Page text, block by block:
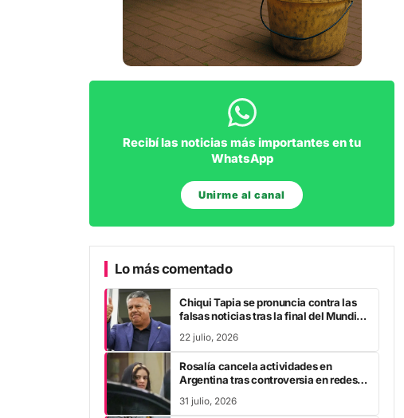
Recibí las noticias más importantes en tu
WhatsApp
Unirme al canal
Lo más comentado
Chiqui Tapia se pronuncia contra las
falsas noticias tras la final del Mundial
22 julio, 2026
Rosalía cancela actividades en
Argentina tras controversia en redes
31 julio, 2026